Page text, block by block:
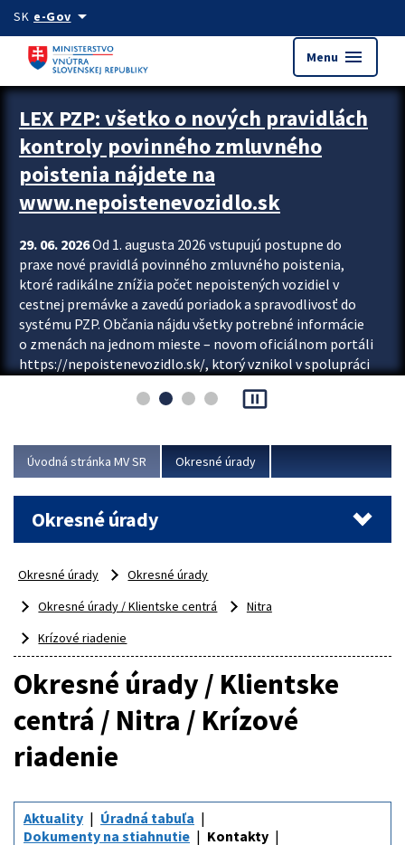
Preskocit na hlavný obsah
SK e-Govarrow_drop_down
Menu menu
Zastavit automatický posun upútavok
LEX PZP: všetko o nových pravidlách
kontroly povinného zmluvného
poistenia nájdete na
www.nepoistenevozidlo.sk
29. 06. 2026Od 1. augusta 2026 vstupujú postupne do
praxe nové pravidlá povinného zmluvného poistenia,
ktoré radikálne znížia počet nepoistených vozidiel v
cestnej premávke a zavedú poriadok a spravodlivosť do
systému PZP. Občania nájdu všetky potrebné informácie
o zmenách na jednom mieste – novom oficiálnom portáli
https://nepoistenevozidlo.sk/, ktorý vznikol v spolupráci
asociácie poisťovní (SLASPO) a Ministerstva vnútra SR.
Viac
pause_presentation
Úvodná stránka MV SR Okresné úrady
Okresné úrady
Okresné úrady
Okresné úrady
Okresné úrady / Klientske centrá
Nitra
Krízové riadenie
Okresné úrady / Klientske
centrá / Nitra / Krízové
riadenie
Aktuality
Úradná tabuľa
Dokumenty na stiahnutie
Kontakty